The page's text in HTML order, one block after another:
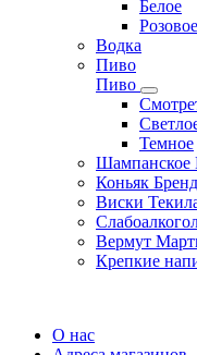
Белое
Розовое
Водка
Пиво
Пиво
Темное
Шампанское
Коньяк
Виски
Вермут
Крепкие
О нас